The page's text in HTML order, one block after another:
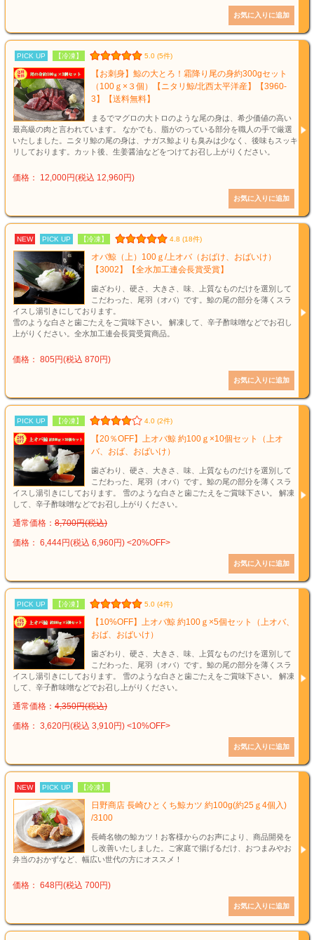
PICK UP 【冷凍】 5.0 (5件)
【お刺身】鯨の大とろ！霜降り尾の身約300gセット
（100ｇ×３個）【ニタリ鯨/北西太平洋産】【3960-
3】【送料無料】
まるでマグロの大トロのような尾の身は、希少価値の高い
最高級の肉と言われています。 なかでも、脂がのっている部分を職人の手で厳選
いたしました。ニタリ鯨の尾の身は、ナガス鯨よりも臭みは少なく、後味もスッキ
リしております。カット後、生姜醤油などをつけてお召し上がりください。
価格： 12,000円(税込 12,960円)
NEW PICK UP 【冷凍】 4.8 (18件)
オバ鯨（上）100ｇ/上オバ（おばけ、おばいけ）
【3002】【全水加工連会長賞受賞】
歯ざわり、硬さ、大きさ、味、上質なものだけを選別して
こだわった、尾羽（オバ）です。鯨の尾の部分を薄くスラ
イスし湯引きにしております。
雪のような白さと歯ごたえをご賞味下さい。 解凍して、辛子酢味噌などでお召し
上がりください。全水加工連会長賞受賞商品。
価格： 805円(税込 870円)
PICK UP 【冷凍】 4.0 (2件)
【20％OFF】上オバ鯨 約100ｇ×10個セット（上オ
バ、おば、おばいけ）
歯ざわり、硬さ、大きさ、味、上質なものだけを選別して
こだわった、尾羽（オバ）です。鯨の尾の部分を薄くスラ
イスし湯引きにしております。 雪のような白さと歯ごたえをご賞味下さい。 解凍
して、辛子酢味噌などでお召し上がりください。
通常価格： 8,700円(税込)
価格： 6,444円(税込 6,960円) <20%OFF>
PICK UP 【冷凍】 5.0 (4件)
【10%OFF】上オバ鯨 約100ｇ×5個セット（上オバ、
おば、おばいけ）
歯ざわり、硬さ、大きさ、味、上質なものだけを選別して
こだわった、尾羽（オバ）です。鯨の尾の部分を薄くスラ
イスし湯引きにしております。 雪のような白さと歯ごたえをご賞味下さい。 解凍
して、辛子酢味噌などでお召し上がりください。
通常価格： 4,350円(税込)
価格： 3,620円(税込 3,910円) <10%OFF>
NEW PICK UP 【冷凍】
日野商店 長崎ひとくち鯨カツ 約100g(約25ｇ4個入)
/3100
長崎名物の鯨カツ！お客様からのお声により、商品開発を
し改善いたしました。ご家庭で揚げるだけ、おつまみやお
弁当のおかずなど、幅広い世代の方にオススメ！
価格： 648円(税込 700円)